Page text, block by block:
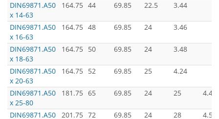
DIN69871.А50
х 14-63
164.75 44 69.85 22.5 3.44
DIN69871.А50
х 16-63
164.75 48 69.85 24 3.46
DIN69871.А50
х 18-63
164.75 50 69.85 24 3.48
DIN69871.А50
х 20-63
164.75 52 69.85 25 4.24
DIN69871.А50
х 25-80
181.75 65 69.85 24 25 4.40
DIN69871.А50
201.75 72 69.85 24 28 4.52